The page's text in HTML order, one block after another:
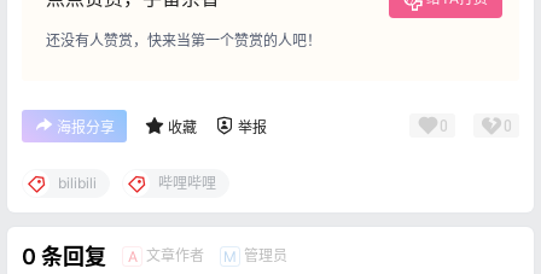
还没有人赞赏，快来当第一个赞赏的人吧！
海报分享 收藏 举报 0 0
bilibili 哔哩哔哩
0 条回复 A 文章作者 M 管理员